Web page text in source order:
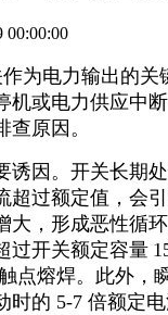
00:00:00
为电力输出的关
机或电力供应中
原因。
诱因。开关长期
超过额定值，会
大，形成恶性循
过开关额定容量
点熔焊。此外，
时的 5-7 倍额定